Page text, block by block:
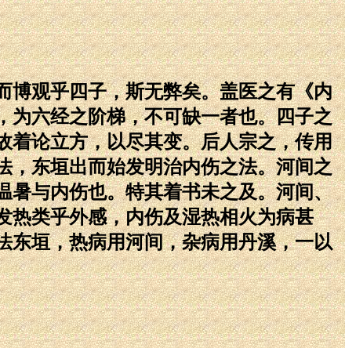
观乎四子，斯无弊矣。盖医之有《内
为六经之阶梯，不可缺一者也。四子之
着论立方，以尽其变。后人宗之，传用
，东垣出而始发明治内伤之法。河间之
暑与内伤也。特其着书未之及。河间、
热类乎外感，内伤及湿热相火为病甚
东垣，热病用河间，杂病用丹溪，一以